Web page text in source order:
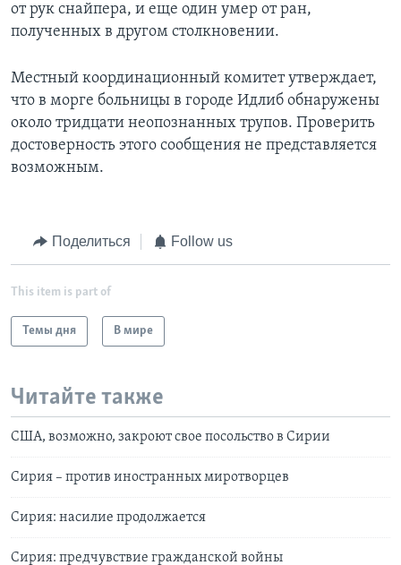
от рук снайпера, и еще один умер от ран,
полученных в другом столкновении.
Местный координационный комитет утверждает,
что в морге больницы в городе Идлиб обнаружены
около тридцати неопознанных трупов. Проверить
достоверность этого сообщения не представляется
возможным.
Поделиться Follow us
This item is part of
Темы дня В мире
Читайте также
США, возможно, закроют свое посольство в Сирии
Сирия – против иностранных миротворцев
Сирия: насилие продолжается
Сирия: предчувствие гражданской войны